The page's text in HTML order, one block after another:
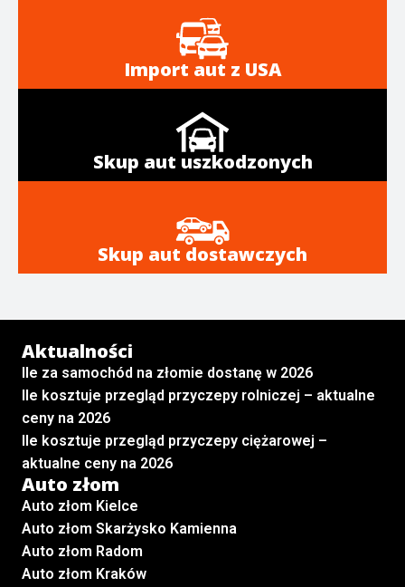
Import aut z USA
Skup aut uszkodzonych
Skup aut dostawczych
Aktualności
Ile za samochód na złomie dostanę w 2026
Ile kosztuje przegląd przyczepy rolniczej – aktualne
ceny na 2026
Ile kosztuje przegląd przyczepy ciężarowej –
aktualne ceny na 2026
Auto złom
Auto złom Kielce
Auto złom Skarżysko Kamienna
Auto złom Radom
Auto złom Kraków